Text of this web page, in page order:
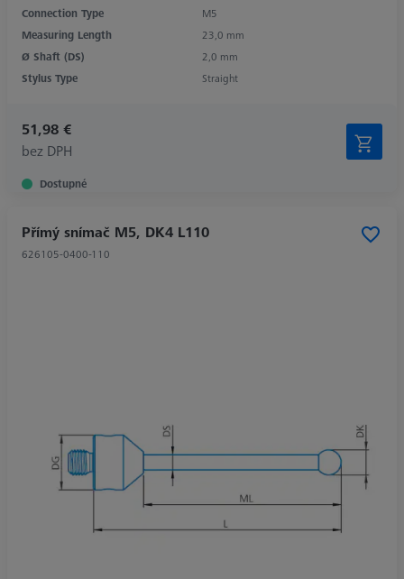
Connection Type
M5
Measuring Length
23,0 mm
Ø Shaft (DS)
2,0 mm
Stylus Type
Straight
51,98 €
bez DPH
Dostupné
Přímý snímač M5, DK4 L110
626105-0400-110